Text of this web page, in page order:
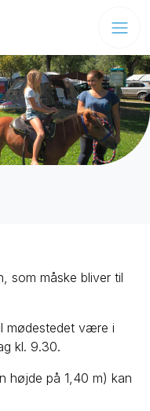
som måske bliver til
mødestedet være i
kl. 9.30.
højde på 1,40 m) kan